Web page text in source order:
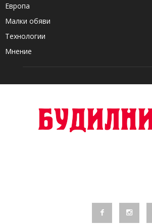
Европа
Малки обяви
Технологии
Мнение